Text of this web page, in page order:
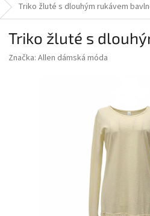
Triko žluté s dlouhým rukávem
Triko žluté s
Značka: Allen dámská móda